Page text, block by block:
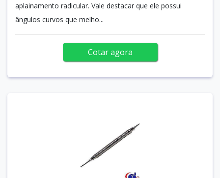
aplainamento radicular. Vale destacar que ele possui
ângulos curvos que melho...
Cotar agora